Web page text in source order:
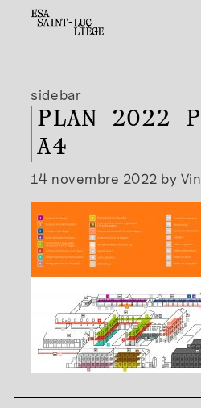
sidebar
PLAN 2022
A4
14 novembre 2022 by